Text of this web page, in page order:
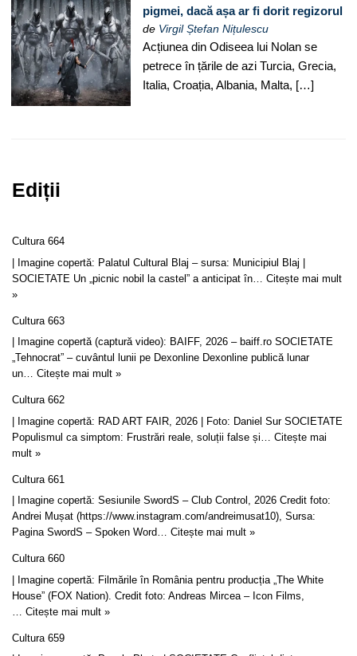
pigmei, dacă așa ar fi dorit regizorul
de Virgil Ștefan Nițulescu
Acțiunea din Odiseea lui Nolan se
petrece în țările de azi Turcia, Grecia,
Italia, Croația, Albania, Malta, […]
Ediții
Cultura 664
| Imagine copertă: Palatul Cultural Blaj – sursa: Municipiul Blaj |
SOCIETATE Un „picnic nobil la castel” a anticipat în… Citește mai mult
»
Cultura 663
| Imagine copertă (captură video): BAIFF, 2026 – baiff.ro SOCIETATE
„Tehnocrat” – cuvântul lunii pe Dexonline Dexonline publică lunar
un… Citește mai mult »
Cultura 662
| Imagine copertă: RAD ART FAIR, 2026 | Foto: Daniel Sur SOCIETATE
Populismul ca simptom: Frustrări reale, soluții false și… Citește mai
mult »
Cultura 661
| Imagine copertă: Sesiunile SwordS – Club Control, 2026 Credit foto:
Andrei Mușat (https://www.instagram.com/andreimusat10), Sursa:
Pagina SwordS – Spoken Word… Citește mai mult »
Cultura 660
| Imagine copertă: Filmările în România pentru producția „The White
House” (FOX Nation). Credit foto: Andreas Mircea – Icon Films,
Citește mai mult »
Cultura 659